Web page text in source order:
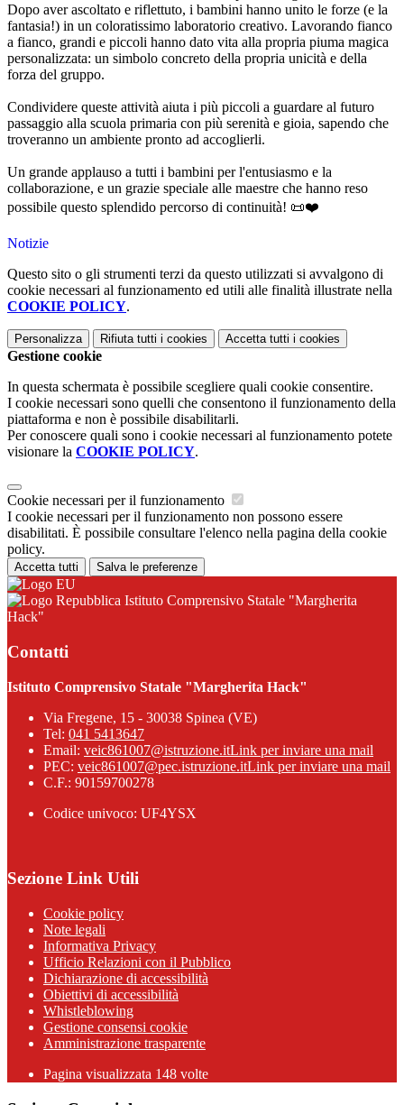
Dopo aver ascoltato e riflettuto, i bambini hanno unito le forze (e la
fantasia!) in un coloratissimo laboratorio creativo. Lavorando fianco
a fianco, grandi e piccoli hanno dato vita alla propria piuma magica
personalizzata: un simbolo concreto della propria unicità e della
forza del gruppo.
Condividere queste attività aiuta i più piccoli a guardare al futuro
passaggio alla scuola primaria con più serenità e gioia, sapendo che
troveranno un ambiente pronto ad accoglierli.
Un grande applauso a tutti i bambini per l'entusiasmo e la
collaborazione, e un grazie speciale alle maestre che hanno reso
possibile questo splendido percorso di continuità! 📜❤️
Notizie
Questo sito o gli strumenti terzi da questo utilizzati si avvalgono di
cookie necessari al funzionamento ed utili alle finalità illustrate nella
COOKIE POLICY.
Personalizza Rifiuta tutti i cookies Accetta tutti i cookies
Gestione cookie
In questa schermata è possibile scegliere quali cookie consentire.
I cookie necessari sono quelli che consentono il funzionamento della
piattaforma e non è possibile disabilitarli.
Per conoscere quali sono i cookie necessari al funzionamento potete
visionare la COOKIE POLICY.
Cookie necessari per il funzionamento
I cookie necessari per il funzionamento non possono essere
disabilitati. È possibile consultare l'elenco nella pagina della cookie
policy.
Accetta tutti Salva le preferenze
Istituto Comprensivo Statale "Margherita
Hack"
Contatti
Istituto Comprensivo Statale "Margherita Hack"
Via Fregene, 15 - 30038 Spinea (VE)
Tel: 041 5413647
Email: veic861007@istruzione.itLink per inviare una mail
PEC: veic861007@pec.istruzione.itLink per inviare una mail
C.F.: 90159700278
Codice univoco: UF4YSX
Sezione Link Utili
Cookie policy
Note legali
Informativa Privacy
Ufficio Relazioni con il Pubblico
Dichiarazione di accessibilità
Obiettivi di accessibilità
Whistleblowing
Gestione consensi cookie
Amministrazione trasparente
Pagina visualizzata 148 volte